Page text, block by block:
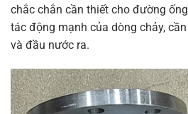
chắc chắn cần thiết cho đường
tác động mạnh của dòng chảy,
và đầu nước ra.